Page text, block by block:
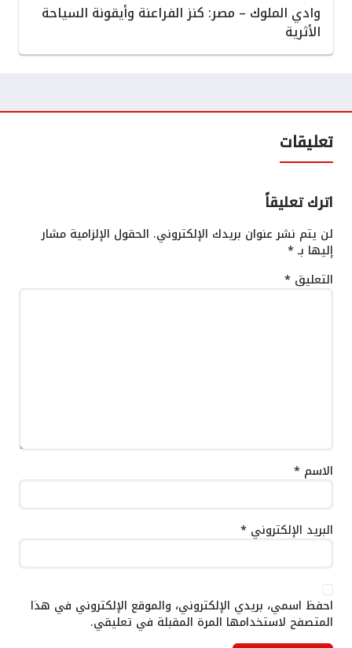
وادي الملوك – مصر: كنز الفراعنة وأيقونة السياحة
الأثرية
تعليقات
اترك تعليقاً
لن يتم نشر عنوان بريدك الإلكتروني. الحقول الإلزامية مشار
إليها بـ*
التعليق *
الاسم *
البريد الإلكتروني *
احفظ اسمي، بريدي الإلكتروني، والموقع الإلكتروني في هذا
المتصفح لاستخدامها المرة المقبلة في تعليقي.